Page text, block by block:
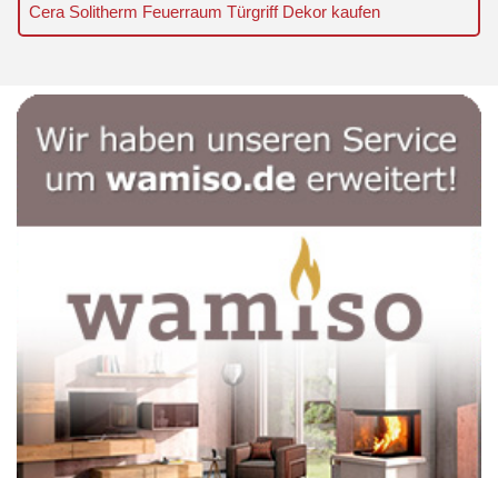
Cera Solitherm Feuerraum Türgriff Dekor kaufen